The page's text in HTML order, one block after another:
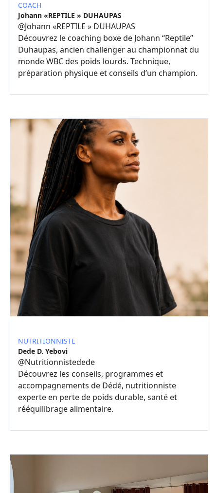
COACH
Johann «REPTILE » DUHAUPAS
@Johann «REPTILE » DUHAUPAS
Découvrez le coaching boxe de Johann “Reptile”
Duhaupas, ancien challenger au championnat du
monde WBC des poids lourds. Technique,
préparation physique et conseils d’un champion.
NUTRITIONNISTE
Dede D. Yebovi
@Nutritionnistedede
Découvrez les conseils, programmes et
accompagnements de Dédé, nutritionniste
experte en perte de poids durable, santé et
rééquilibrage alimentaire.